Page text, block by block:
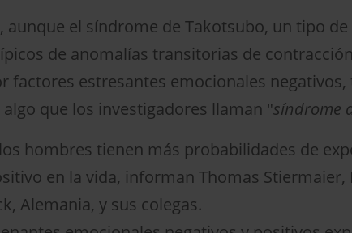
aunque el síndrome de Takotsubo, un tipo
de anomalías transitorias de
factores estresantes emocionales
que los investigadores llaman "síndrome
hombres tienen más probabilidades de
en la vida, informan Thomas
Alemania, y sus colegas.